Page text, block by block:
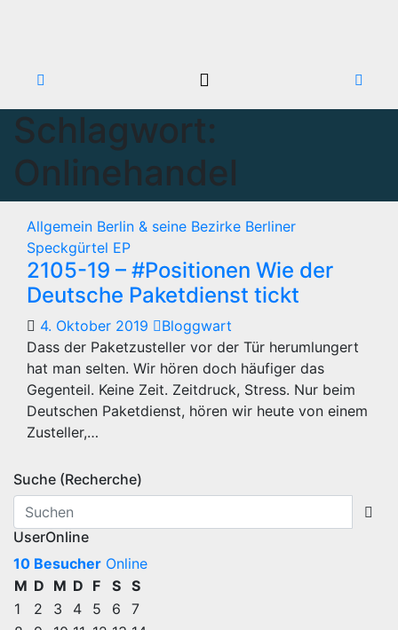
Schlagwort:
Onlinehandel
Allgemein Berlin & seine Bezirke Berliner
Speckgürtel EP
2105-19 – #Positionen Wie der
Deutsche Paketdienst tickt
4. Oktober 2019
Bloggwart
Dass der Paketzusteller vor der Tür herumlungert
hat man selten. Wir hören doch häufiger das
Gegenteil. Keine Zeit. Zeitdruck, Stress. Nur beim
Deutschen Paketdienst, hören wir heute von einem
Zusteller,…
Suche (Recherche)
UserOnline
10 Besucher Online
M D M D F S S
1
2 3 4 5 6
7